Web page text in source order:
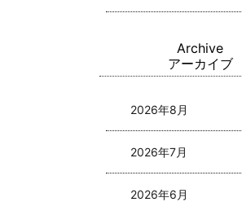
Archive
アーカイブ
2026年8月
2026年7月
2026年6月